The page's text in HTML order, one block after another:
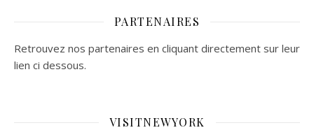
PARTENAIRES
Retrouvez nos partenaires en cliquant directement sur leur
lien ci dessous.
VISITNEWYORK